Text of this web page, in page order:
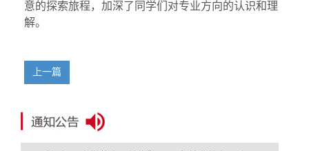
意的探索旅程，加深了同学们对专业方向的认识和理
解。
上一篇